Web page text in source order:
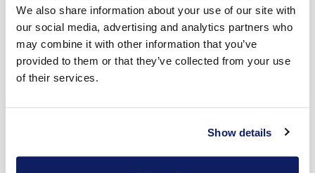
We also share information about your use of our site with
our social media, advertising and analytics partners who
may combine it with other information that you’ve
provided to them or that they’ve collected from your use
of their services.
Show details
Je geniet meer en langer van je terras en tuin dankzij een